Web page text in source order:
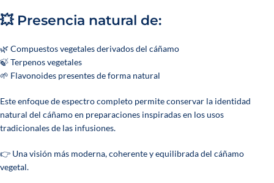
💥 Presencia natural de:
🌿 Compuestos vegetales derivados del cáñamo
🍃 Terpenos vegetales
🌱 Flavonoides presentes de forma natural
Este enfoque de espectro completo permite conservar la identidad
natural del cáñamo en preparaciones inspiradas en los usos
tradicionales de las infusiones.
👉 Una visión más moderna, coherente y equilibrada del cáñamo
vegetal.